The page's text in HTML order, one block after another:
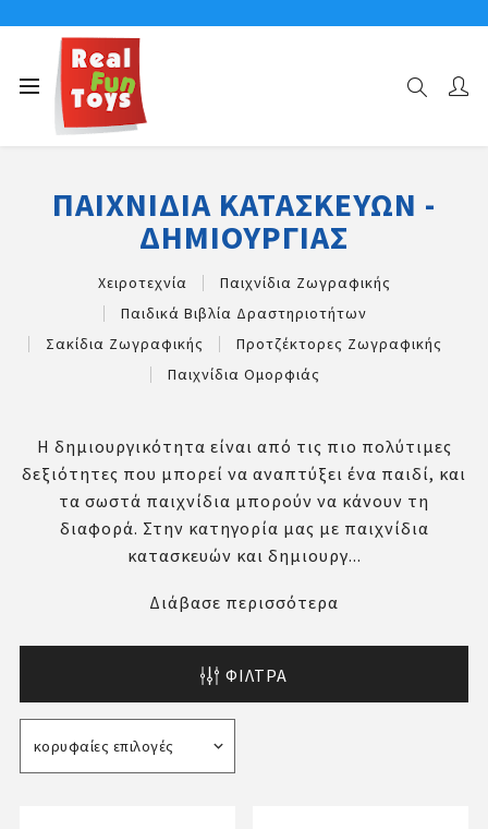
Αρχική σελίδα Παιχνίδια Κατασκευών - Δημιουργίας
ΠΑΙΧΝΊΔΙΑ ΚΑΤΑΣΚΕΥΏΝ -
ΔΗΜΙΟΥΡΓΊΑΣ
Χειροτεχνία
Παιχνίδια Ζωγραφικής
Παιδικά Βιβλία Δραστηριοτήτων
Σακίδια Ζωγραφικής
Προτζέκτορες Ζωγραφικής
Παιχνίδια Ομορφιάς
Η δημιουργικότητα είναι από τις πιο πολύτιμες
δεξιότητες που μπορεί να αναπτύξει ένα παιδί, και
τα σωστά παιχνίδια μπορούν να κάνουν τη
διαφορά. Στην κατηγορία μας με παιχνίδια
κατασκευών και δημιουργ...
Διάβασε περισσότερα
ΦΊΛΤΡΑ